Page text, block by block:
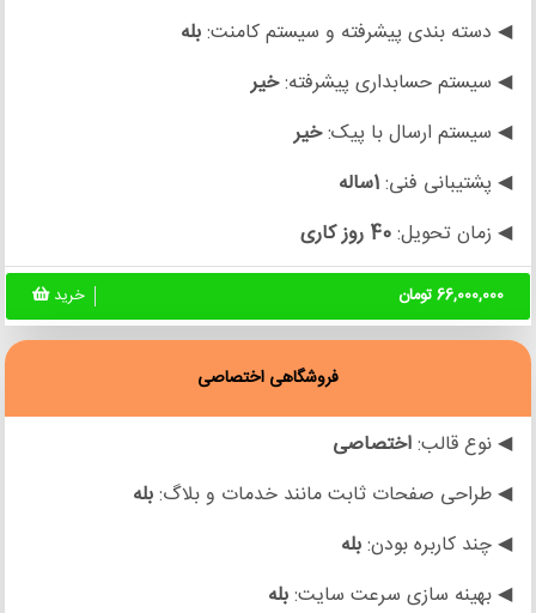
◀ دسته بندی پیشرفته و سیستم کامنت:بله
◀ سیستم حسابداری پیشرفته:خیر
◀ سیستم ارسال با پیک:خیر
◀ پشتیبانی فنی:1ساله
◀ زمان تحویل:40 روز کاری
66,000,000 تومان خرید
فروشگاهی اختصاصی
◀ نوع قالب:اختصاصی
◀ طراحی صفحات ثابت مانند خدمات و بلاگ:بله
◀ چند کاربره بودن:بله
◀ بهینه سازی سرعت سایت:بله